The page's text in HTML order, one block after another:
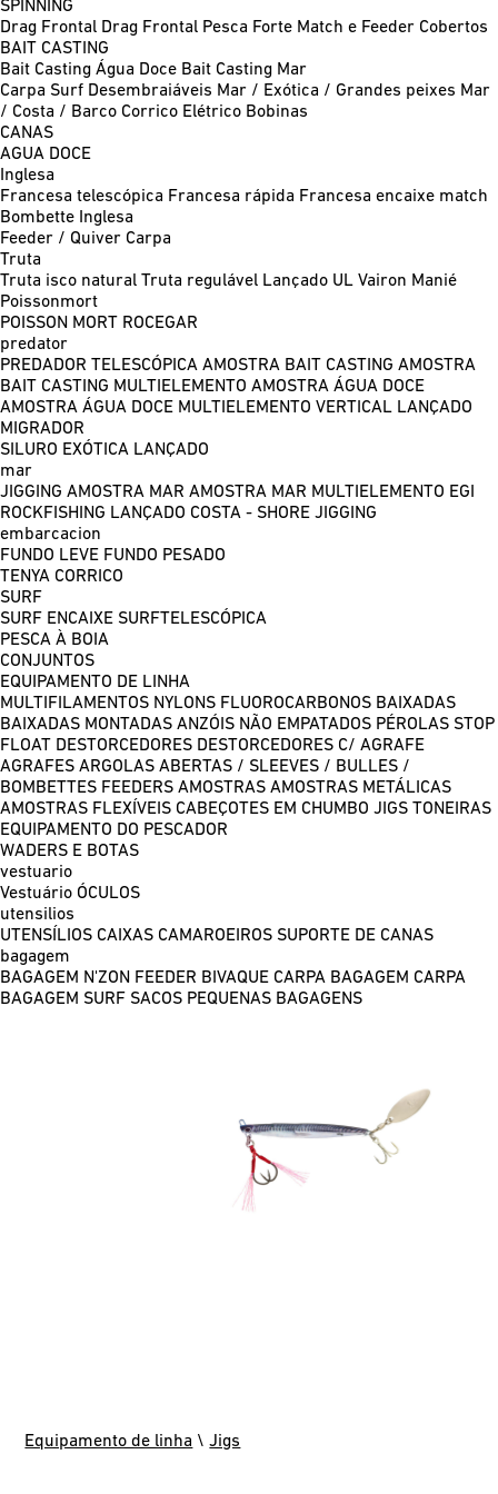
SPINNING
Drag Frontal Drag Frontal Pesca Forte Match e Feeder Cobertos
BAIT CASTING
Bait Casting Água Doce Bait Casting Mar
Carpa Surf Desembraiáveis Mar / Exótica / Grandes peixes Mar
/ Costa / Barco Corrico Elétrico Bobinas
CANAS
AGUA DOCE
Inglesa
Francesa telescópica Francesa rápida Francesa encaixe match
Bombette Inglesa
Feeder / Quiver Carpa
Truta
Truta isco natural Truta regulável Lançado UL Vairon Manié
Poissonmort
POISSON MORT ROCEGAR
predator
PREDADOR TELESCÓPICA AMOSTRA BAIT CASTING AMOSTRA
BAIT CASTING MULTIELEMENTO AMOSTRA ÁGUA DOCE
AMOSTRA ÁGUA DOCE MULTIELEMENTO VERTICAL LANÇADO
MIGRADOR
SILURO EXÓTICA LANÇADO
mar
JIGGING AMOSTRA MAR AMOSTRA MAR MULTIELEMENTO EGI
ROCKFISHING LANÇADO COSTA - SHORE JIGGING
embarcacion
FUNDO LEVE FUNDO PESADO
TENYA CORRICO
SURF
SURF ENCAIXE SURFTELESCÓPICA
PESCA À BOIA
CONJUNTOS
EQUIPAMENTO DE LINHA
MULTIFILAMENTOS NYLONS FLUOROCARBONOS BAIXADAS
BAIXADAS MONTADAS ANZÓIS NÃO EMPATADOS PÉROLAS STOP
FLOAT DESTORCEDORES DESTORCEDORES C/ AGRAFE
AGRAFES ARGOLAS ABERTAS / SLEEVES / BULLES /
BOMBETTES FEEDERS AMOSTRAS AMOSTRAS METÁLICAS
AMOSTRAS FLEXÍVEIS CABEÇOTES EM CHUMBO JIGS TONEIRAS
EQUIPAMENTO DO PESCADOR
WADERS E BOTAS
vestuario
Vestuário ÓCULOS
utensilios
UTENSÍLIOS CAIXAS CAMAROEIROS SUPORTE DE CANAS
bagagem
BAGAGEM N'ZON FEEDER BIVAQUE CARPA BAGAGEM CARPA
BAGAGEM SURF SACOS PEQUENAS BAGAGENS
Equipamento de linha \Jigs